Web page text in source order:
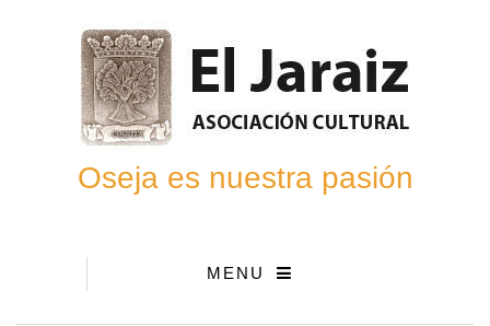
Oseja es nuestra pasión
MENU